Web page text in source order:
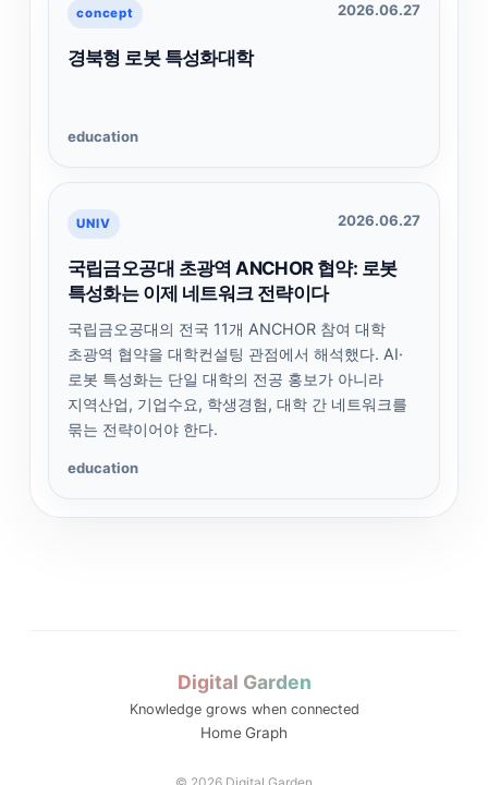
concept 2026.06.27
경북형 로봇 특성화대학
education
UNIV 2026.06.27
국립금오공대 초광역 ANCHOR 협약: 로봇
특성화는 이제 네트워크 전략이다
국립금오공대의 전국 11개 ANCHOR 참여 대학
초광역 협약을 대학컨설팅 관점에서 해석했다. AI·
로봇 특성화는 단일 대학의 전공 홍보가 아니라
지역산업, 기업수요, 학생경험, 대학 간 네트워크를
묶는 전략이어야 한다.
education
Digital Garden
Knowledge grows when connected
HomeGraph
© 2026 Digital Garden